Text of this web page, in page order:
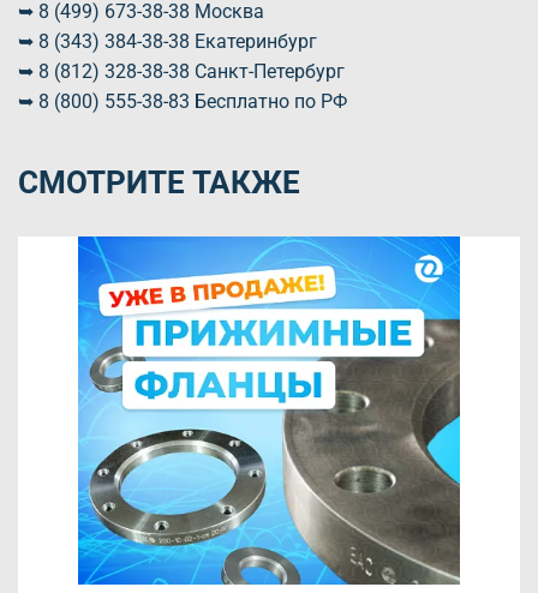
➥ 8 (499) 673-38-38 Москва
➥ 8 (343) 384-38-38 Екатеринбург
➥ 8 (812) 328-38-38 Санкт-Петербург
➥ 8 (800) 555-38-83 Бесплатно по РФ
СМОТРИТЕ ТАКЖЕ